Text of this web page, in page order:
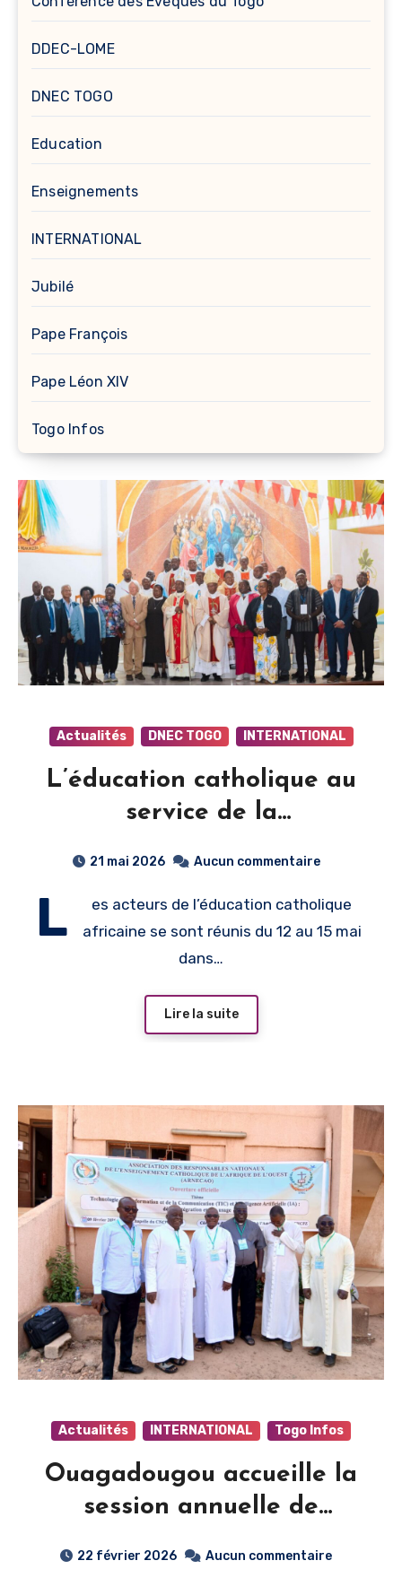
DDEC-LOME
DNEC TOGO
Education
Enseignements
INTERNATIONAL
Jubilé
Pape François
Pape Léon XIV
Togo Infos
Actualités DNEC TOGO INTERNATIONAL
L’éducation catholique au
service de la
21 mai 2026 Aucun commentaire
L
es acteurs de l’éducation catholique
africaine se sont réunis du 12 au 15 mai
dans…
Lire la suite
Actualités INTERNATIONAL Togo Infos
Ouagadougou accueille la
session annuelle de
22 février 2026 Aucun commentaire